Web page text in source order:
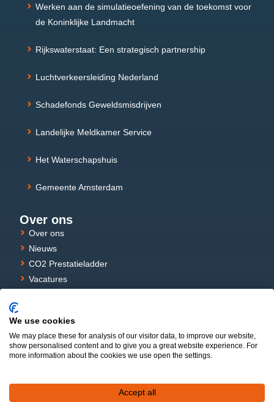
Werken aan de simulatieoefening van de toekomst voor
de Koninklijke Landmacht
Rijkswaterstaat: Een strategisch partnership
Luchtverkeersleiding Nederland
Schadefonds Geweldsmisdrijven
Landelijke Meldkamer Service
Het Waterschapshuis
Gemeente Amsterdam
Over ons
Over ons
Nieuws
CO2 Prestatieladder
Vacatures
Cookie Policy
We use cookies
We may place these for analysis of our visitor data, to improve our website,
show personalised content and to give you a great website experience. For
more information about the cookies we use open the settings.
Accept all